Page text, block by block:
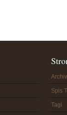
Spis
Tagi